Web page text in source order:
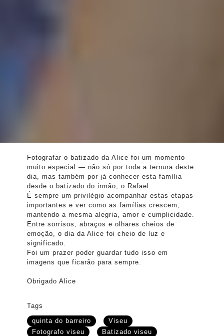
Fotografar o batizado da Alice foi um momento
muito especial — não só por toda a ternura deste
dia, mas também por já conhecer esta família
desde o batizado do irmão, o Rafael.
É sempre um privilégio acompanhar estas etapas
importantes e ver como as famílias crescem,
mantendo a mesma alegria, amor e cumplicidade.
Entre sorrisos, abraços e olhares cheios de
emoção, o dia da Alice foi cheio de luz e
significado.
Foi um prazer poder guardar tudo isso em
imagens que ficarão para sempre.
Obrigado Alice
Tags
quinta do barreiro
Viseu
Fotografo viseu
Batizado viseu